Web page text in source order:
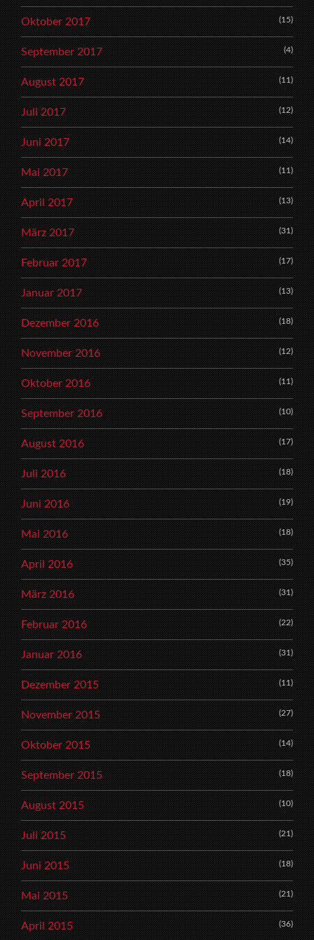
Oktober 2017 (15)
September 2017 (4)
August 2017 (11)
Juli 2017 (12)
Juni 2017 (14)
Mai 2017 (11)
April 2017 (13)
März 2017 (31)
Februar 2017 (17)
Januar 2017 (13)
Dezember 2016 (18)
November 2016 (12)
Oktober 2016 (11)
September 2016 (10)
August 2016 (17)
Juli 2016 (18)
Juni 2016 (19)
Mai 2016 (18)
April 2016 (35)
März 2016 (31)
Februar 2016 (22)
Januar 2016 (31)
Dezember 2015 (11)
November 2015 (27)
Oktober 2015 (14)
September 2015 (18)
August 2015 (10)
Juli 2015 (21)
Juni 2015 (18)
Mai 2015 (21)
April 2015 (36)